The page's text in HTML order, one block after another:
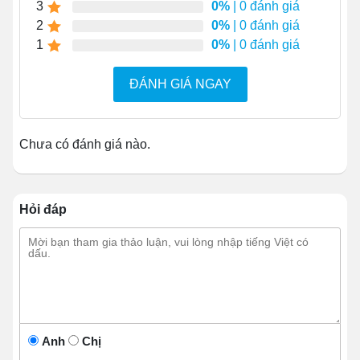
thể nấu được một lần từ 40-50 phần ăn cho khách.
3
0% | 0 đánh giá
2
0% | 0 đánh giá
1
0% | 0 đánh giá
ĐÁNH GIÁ NGAY
Chưa có đánh giá nào.
Hỏi đáp
Anh Chị